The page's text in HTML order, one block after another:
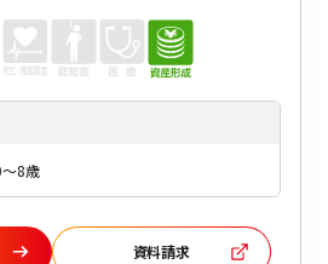
8歳
資料請求